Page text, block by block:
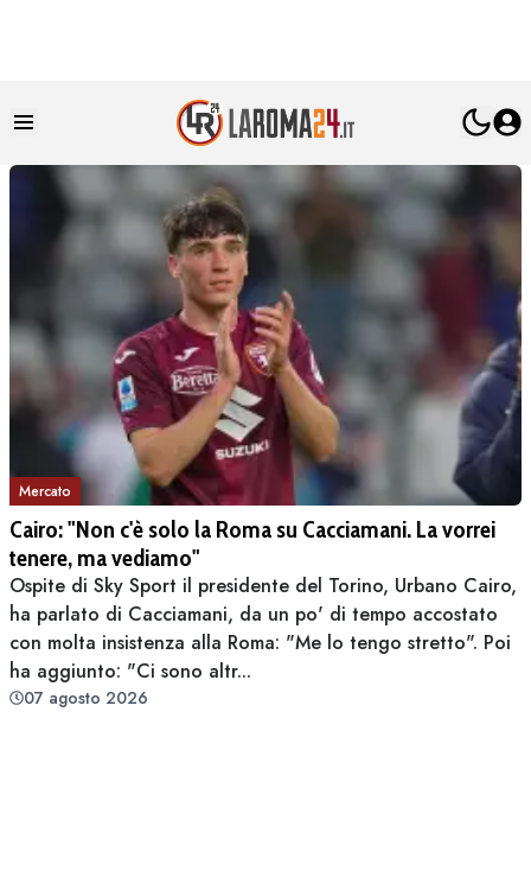
Mercato
Cairo: "Non c'è solo la Roma su Cacciamani. La vorrei
tenere, ma vediamo"
Ospite di Sky Sport il presidente del Torino, Urbano Cairo,
ha parlato di Cacciamani, da un po' di tempo accostato
con molta insistenza alla Roma: "Me lo tengo stretto". Poi
ha aggiunto: "Ci sono altr...
07 agosto 2026